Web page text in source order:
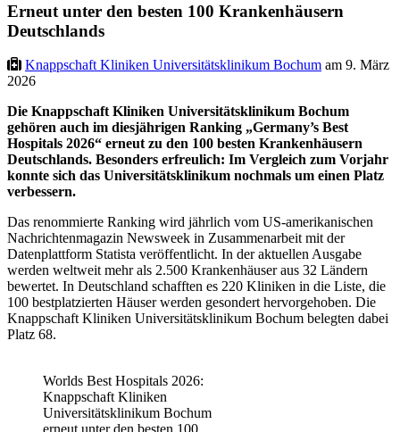
Erneut unter den besten 100 Krankenhäusern
Deutschlands
Knappschaft Kliniken Universitätsklinikum Bochum am 9. März
2026
Die Knappschaft Kliniken Universitätsklinikum Bochum
gehören auch im diesjährigen Ranking „Germany’s Best
Hospitals 2026“ erneut zu den 100 besten Krankenhäusern
Deutschlands. Besonders erfreulich: Im Vergleich zum Vorjahr
konnte sich das Universitätsklinikum nochmals um einen Platz
verbessern.
Das renommierte Ranking wird jährlich vom US-amerikanischen
Nachrichtenmagazin Newsweek in Zusammenarbeit mit der
Datenplattform Statista veröffentlicht. In der aktuellen Ausgabe
werden weltweit mehr als 2.500 Krankenhäuser aus 32 Ländern
bewertet. In Deutschland schafften es 220 Kliniken in die Liste, die
100 bestplatzierten Häuser werden gesondert hervorgehoben. Die
Knappschaft Kliniken Universitätsklinikum Bochum belegten dabei
Platz 68.
Worlds Best Hospitals 2026:
Knappschaft Kliniken
Universitätsklinikum Bochum